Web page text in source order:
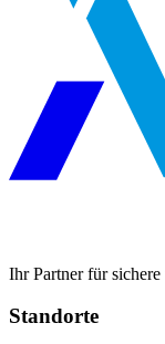
Ihr Partner für
Standorte